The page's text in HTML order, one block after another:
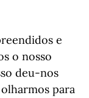
e
o nosso
deu-nos
para